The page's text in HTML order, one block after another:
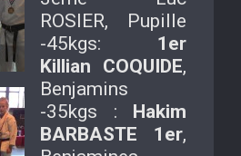
ROSIER, Pupille
-45kgs: 1er
Killian COQUIDE,
Benjamins
-35kgs : Hakim
BARBASTE 1er,